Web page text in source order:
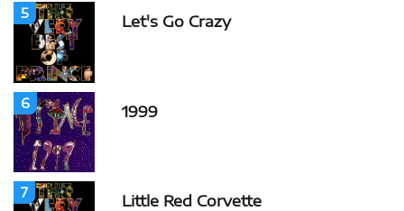
5 Let's Go Crazy
6 1999
7 Little Red Corvette